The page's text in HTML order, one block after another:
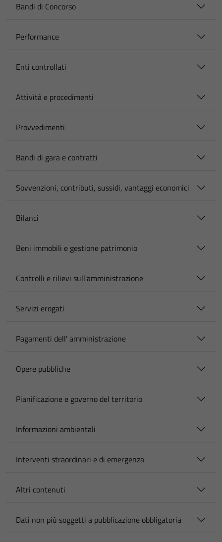
Bandi di Concorso
Performance
Enti controllati
Attività e procedimenti
Provvedimenti
Bandi di gara e contratti
Sovvenzioni, contributi, sussidi, vantaggi economici
Bilanci
Beni immobili e gestione patrimonio
Controlli e rilievi sull'amministrazione
Servizi erogati
Pagamenti dell' amministrazione
Opere pubbliche
Pianificazione e governo del territorio
Informazioni ambientali
Interventi straordinari e di emergenza
Altri contenuti
Dati non più soggetti a pubblicazione obbligatoria